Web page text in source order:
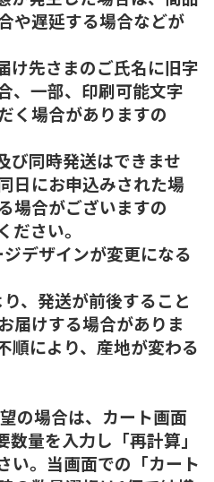
や遅延する場合などが
け先さまのご氏名に旧字
、一部、印刷可能文字
く場合がありますの
び同時発送はできませ
日にお申込みされた場
場合がございますの
ださい。
デザインが変更になる
、発送が前後すること
届けする場合がありま
順により、産地が変わる
の場合は、カート画面
量を入力し「再計算」
い。当画面での「カート